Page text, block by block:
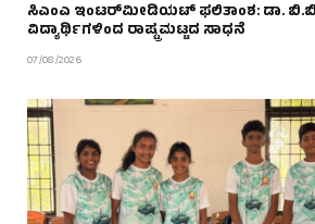
ಸಿಎಂಎ ಇಂಟರ್‌ಮೀಡಿಯಟ್ ಫಲಿತಾಂಶ: ಡಾ. ಬಿ.ಬಿ.
ವಿದ್ಯಾರ್ಥಿಗಳಿಂದ ರಾಷ್ಟ್ರಮಟ್ಟದ ಸಾಧನೆ
07/08/2026